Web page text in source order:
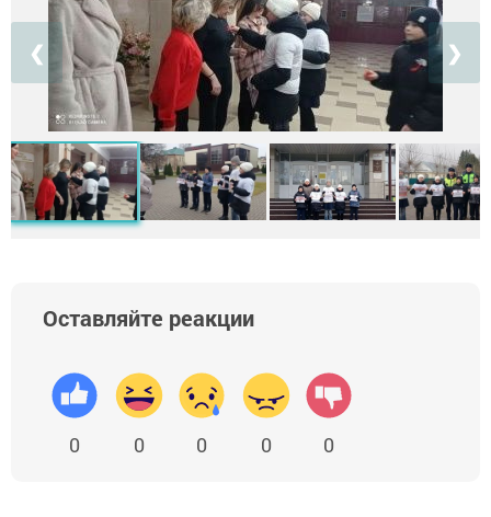
❮ ❯
Оставляйте реакции
0 0 0 0 0